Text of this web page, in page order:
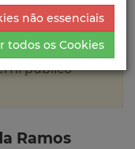
Vanda Ramos
público
Ramos
não essenciais
todos os Cookies